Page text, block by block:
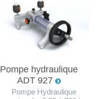
Pompe hydraulique
ADT 927
Pompe Hydraulique